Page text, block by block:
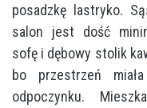
posadzkę lastryko.
salon jest dość
sofę i dębowy stolik
bo przestrzeń
odpoczynku.